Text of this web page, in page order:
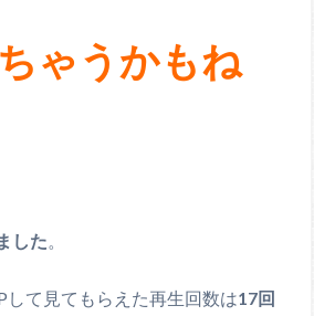
ゃうかもね
した
て見てもらえた再生回数は17回